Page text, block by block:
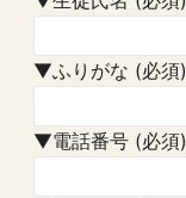
▼ふりがな (必須)
▼電話番号 (必須)